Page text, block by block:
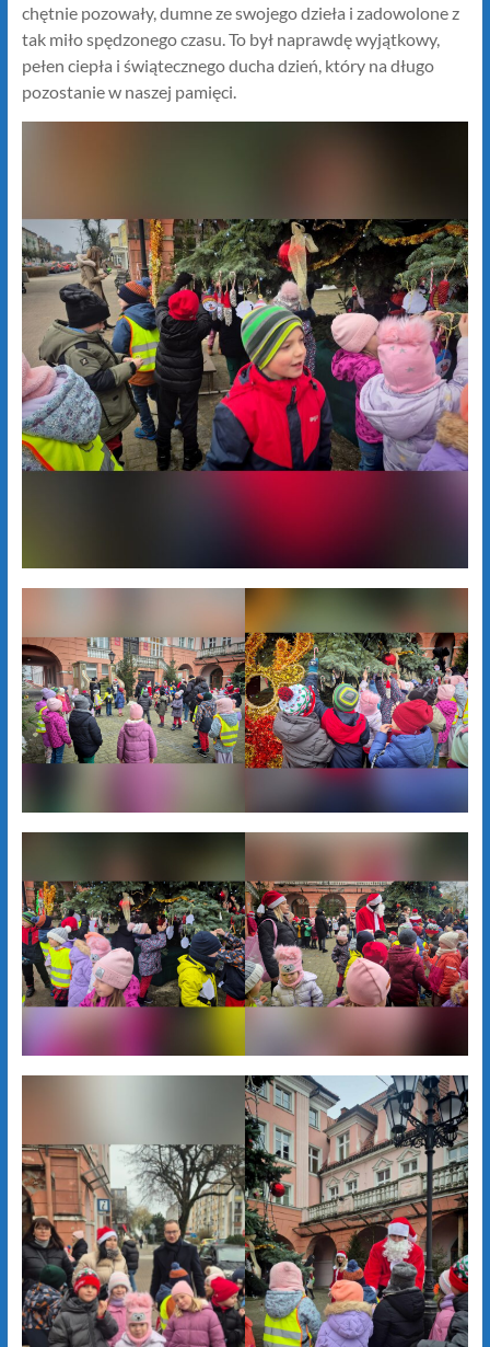
chętnie pozowały, dumne ze swojego dzieła i zadowolone z
tak miło spędzonego czasu. To był naprawdę wyjątkowy,
pełen ciepła i świątecznego ducha dzień, który na długo
pozostanie w naszej pamięci.